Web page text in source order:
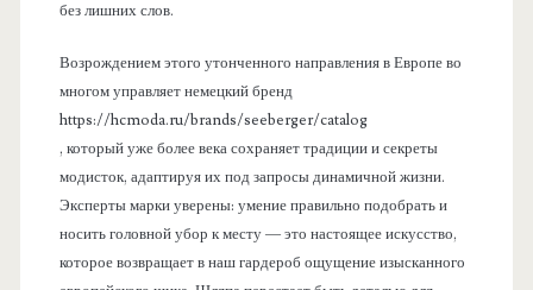
без лишних слов.
Возрождением этого утонченного направления в Европе во
многом управляет немецкий бренд
https://hcmoda.ru/brands/seeberger/catalog
, который уже более века сохраняет традиции и секреты
модисток, адаптируя их под запросы динамичной жизни.
Эксперты марки уверены: умение правильно подобрать и
носить головной убор к месту — это настоящее искусство,
которое возвращает в наш гардероб ощущение изысканного